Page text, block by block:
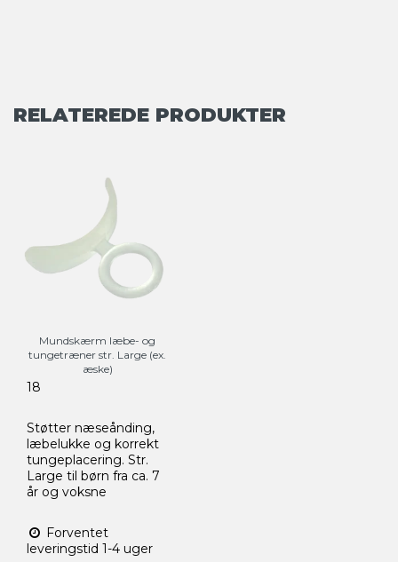
RELATEREDE PRODUKTER
Mundskærm læbe- og
tungetræner str. Large (ex.
æske)
18
Støtter næseånding,
læbelukke og korrekt
tungeplacering. Str.
Large til børn fra ca. 7
år og voksne
Forventet
leveringstid 1-4 uger